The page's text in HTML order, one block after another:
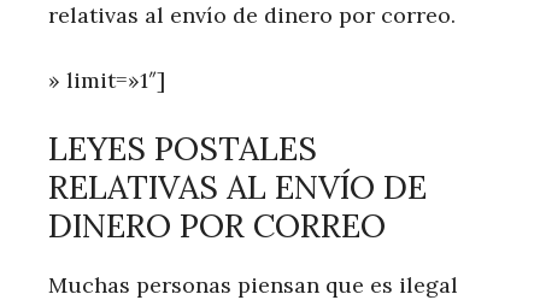
relativas al envío de dinero por correo.
» limit=»1″]
LEYES POSTALES
RELATIVAS AL ENVÍO DE
DINERO POR CORREO
Muchas personas piensan que es ilegal